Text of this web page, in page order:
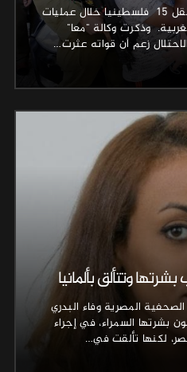
أعلن الجيش الإسرائيلي أنه اعتقل 15 فلسطينيا خلال عمليات
وذكرت وكالة "معا"
زعم أن قواته عثرت…
وتتألق بألمانيا
المصرية وفاء البدري
بشرتها السمراء، في إجراء
لكنها تألقت في…